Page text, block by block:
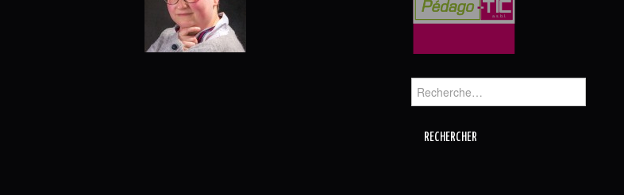
Rechercher :